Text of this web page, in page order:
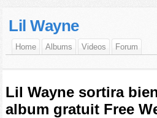
Lil Wayne
Home Albums Videos Forum
Lil Wayne sortira
album gratuit Free